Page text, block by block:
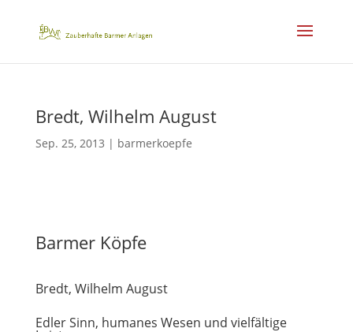
Bredt, Wilhelm August
Sep. 25, 2013 | barmerkoepfe
Barmer Köpfe
Bredt, Wilhelm August
Edler Sinn, humanes Wesen und vielfältige